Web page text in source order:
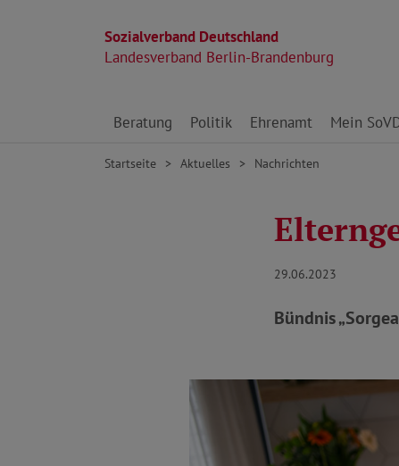
Sozialverband Deutschland
Landesverband Berlin-Brandenburg
Direkt zu den Inhalten springen
Beratung Politik Ehrenamt Mein
Startseite Aktuelles Nachrichten
29.06.2023
Bündnis